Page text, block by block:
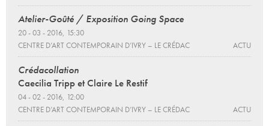
Atelier-Goûté / Exposition Going Space
20 - 03 - 2016, 15:30
CENTRE D’ART CONTEMPORAIN D’IVRY – LE CRÉDAC
ACTU
Crédacollation
Caecilia Tripp et Claire Le Restif
04 - 02 - 2016, 12:00
CENTRE D’ART CONTEMPORAIN D’IVRY – LE CRÉDAC
ACTU